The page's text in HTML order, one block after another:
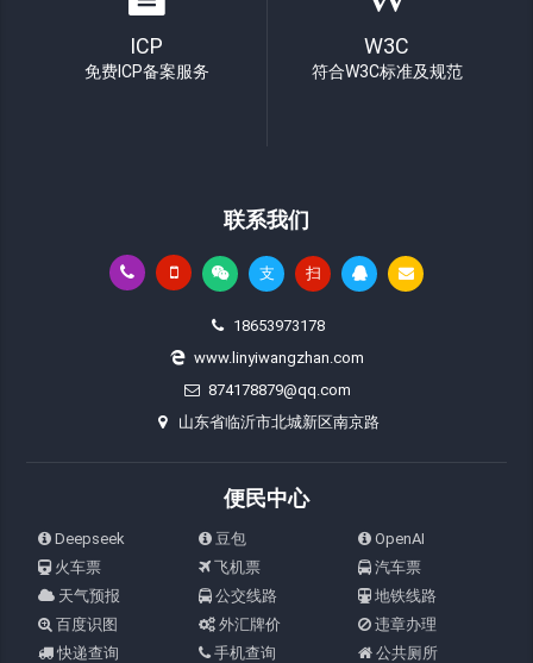
ICP
免费ICP备案服务
W3C
符合W3C标准及规范
联系我们
支 扫
18653973178
www.linyiwangzhan.com
874178879@qq.com
山东省临沂市北城新区南京路
便民中心
Deepseek 豆包
OpenAI
火车票
飞机票
汽车票
天气预报
公交线路
地铁线路
百度识图
外汇牌价
违章办理
快递查询
手机查询
公共厕所